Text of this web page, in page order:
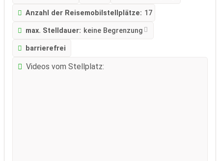
Anzahl der Reisemobilstellplätze: 17
max. Stelldauer: keine Begrenzung
barrierefrei
Videos vom Stellplatz: